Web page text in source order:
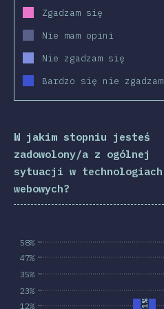
Zgadzam się
Nie mam opini
Nie zgadzam się
Bardzo się nie zgadzam
W jakim stopniu jesteś
zadowolony/a z ogólnej
sytuacji w technologiach
webowych?
12%
23%
35%
47%
58%